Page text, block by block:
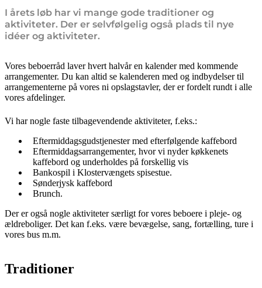
I årets løb har vi mange gode traditioner og
aktiviteter. Der er selvfølgelig også plads til nye
idéer og aktiviteter.
Vores beboerråd laver hvert halvår en kalender med kommende
arrangementer. Du kan altid se kalenderen med og indbydelser til
arrangementerne på vores ni opslagstavler, der er fordelt rundt i alle
vores afdelinger.
Vi har nogle faste tilbagevendende aktiviteter, f.eks.:
Eftermiddagsgudstjenester med efterfølgende kaffebord
Eftermiddagsarrangementer, hvor vi nyder køkkenets
kaffebord og underholdes på forskellig vis
Bankospil i Klostervængets spisestue.
Sønderjysk kaffebord
Brunch.
Der er også nogle aktiviteter særligt for vores beboere i pleje- og
ældreboliger. Det kan f.eks. være bevægelse, sang, fortælling, ture i
vores bus m.m.
Traditioner